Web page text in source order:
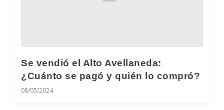
Se vendió el Alto Avellaneda:
¿Cuánto se pagó y quién lo compró?
08/05/2024